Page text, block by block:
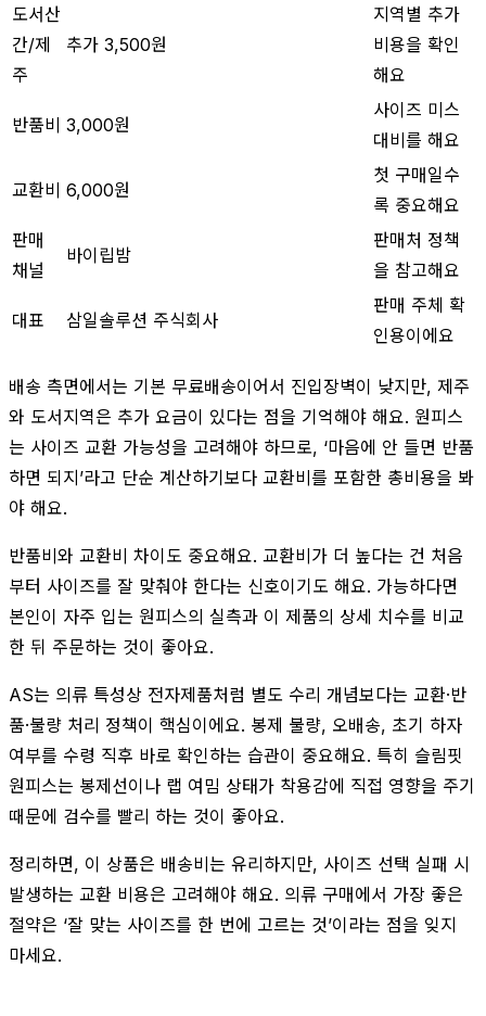
도서산
간/제
주
추가 3,500원
지역별 추가
비용을 확인
해요
반품비 3,000원
사이즈 미스
대비를 해요
교환비 6,000원
첫 구매일수
록 중요해요
판매
채널
바이립밤
판매처 정책
을 참고해요
대표 삼일솔루션 주식회사
판매 주체 확
인용이에요
배송 측면에서는 기본 무료배송이어서 진입장벽이 낮지만, 제주
와 도서지역은 추가 요금이 있다는 점을 기억해야 해요. 원피스
는 사이즈 교환 가능성을 고려해야 하므로, ‘마음에 안 들면 반품
하면 되지’라고 단순 계산하기보다 교환비를 포함한 총비용을 봐
야 해요.
반품비와 교환비 차이도 중요해요. 교환비가 더 높다는 건 처음
부터 사이즈를 잘 맞춰야 한다는 신호이기도 해요. 가능하다면
본인이 자주 입는 원피스의 실측과 이 제품의 상세 치수를 비교
한 뒤 주문하는 것이 좋아요.
AS는 의류 특성상 전자제품처럼 별도 수리 개념보다는 교환·반
품·불량 처리 정책이 핵심이에요. 봉제 불량, 오배송, 초기 하자
여부를 수령 직후 바로 확인하는 습관이 중요해요. 특히 슬림핏
원피스는 봉제선이나 랩 여밈 상태가 착용감에 직접 영향을 주기
때문에 검수를 빨리 하는 것이 좋아요.
정리하면, 이 상품은 배송비는 유리하지만, 사이즈 선택 실패 시
발생하는 교환 비용은 고려해야 해요. 의류 구매에서 가장 좋은
절약은 ‘잘 맞는 사이즈를 한 번에 고르는 것’이라는 점을 잊지
마세요.